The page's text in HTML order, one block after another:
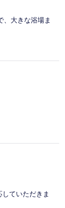
、大きな浴場ま
ていただきま